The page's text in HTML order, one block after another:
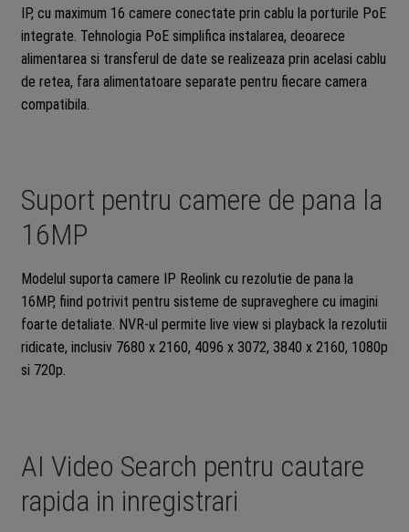
IP, cu maximum 16 camere conectate prin cablu la porturile PoE
integrate. Tehnologia PoE simplifica instalarea, deoarece
alimentarea si transferul de date se realizeaza prin acelasi cablu
de retea, fara alimentatoare separate pentru fiecare camera
compatibila.
Suport pentru camere de pana la
16MP
Modelul suporta camere IP Reolink cu rezolutie de pana la
16MP, fiind potrivit pentru sisteme de supraveghere cu imagini
foarte detaliate. NVR-ul permite live view si playback la rezolutii
ridicate, inclusiv 7680 x 2160, 4096 x 3072, 3840 x 2160, 1080p
si 720p.
AI Video Search pentru cautare
rapida in inregistrari